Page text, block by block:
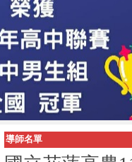
導師名單